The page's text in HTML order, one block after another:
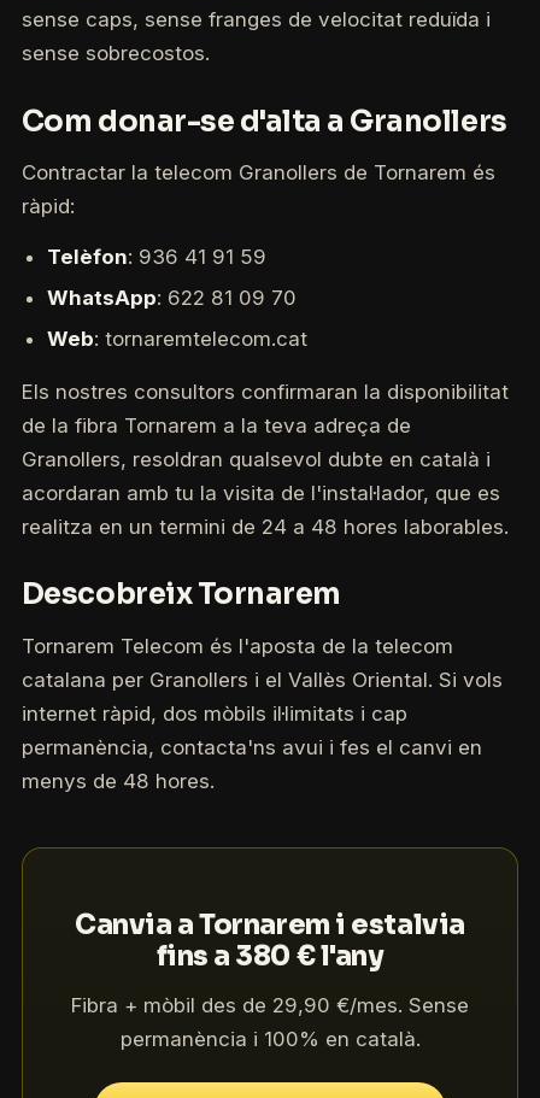
sense caps, sense franges de velocitat reduïda i
sense sobrecostos.
Com donar-se d'alta a Granollers
Contractar la telecom Granollers de Tornarem és
ràpid:
Telèfon: 936 41 91 59
WhatsApp: 622 81 09 70
Web: tornaremtelecom.cat
Els nostres consultors confirmaran la disponibilitat
de la fibra Tornarem a la teva adreça de
Granollers, resoldran qualsevol dubte en català i
acordaran amb tu la visita de l'instal·lador, que es
realitza en un termini de 24 a 48 hores laborables.
Descobreix Tornarem
Tornarem Telecom és l'aposta de la telecom
catalana per Granollers i el Vallès Oriental. Si vols
internet ràpid, dos mòbils il·limitats i cap
permanència, contacta'ns avui i fes el canvi en
menys de 48 hores.
Canvia a Tornarem i estalvia
fins a 380 € l'any
Fibra + mòbil des de 29,90 €/mes. Sense
permanència i 100% en català.